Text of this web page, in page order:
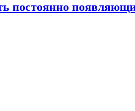
постоянно